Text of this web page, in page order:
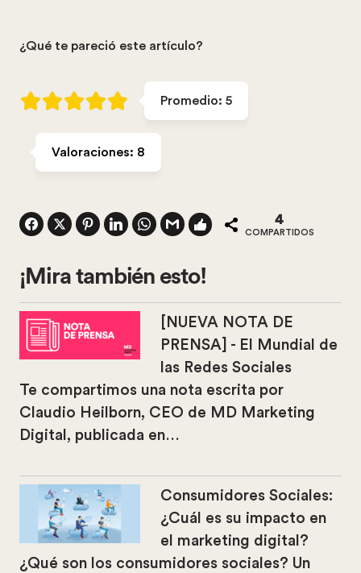
¿Qué te pareció este artículo?
Promedio: 5
Valoraciones: 8
4
COMPARTIDOS
¡Mira también esto!
[NUEVA NOTA DE
PRENSA] - El Mundial de
las Redes Sociales
Te compartimos una nota escrita por
Claudio Heilborn, CEO de MD Marketing
Digital, publicada en…
Consumidores Sociales:
¿Cuál es su impacto en
el marketing digital?
¿Qué son los consumidores sociales? Un